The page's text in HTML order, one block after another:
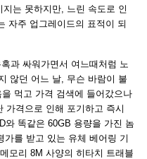
는 못하지만, 느린 속도로 인
자주 업그레이드의 표적이 되
과 싸워가면서 여느때처럼 노
않던 어느 날, 무슨 바람이 불
먹고 가격 검색에 들어갔으나
가격으로 인해 포기하고 즉시
와 똑같은 60GB 용량을 가진 놈
가를 받고 있는 유체 베어링 기
모리 8M 사양의 히타치 트래블